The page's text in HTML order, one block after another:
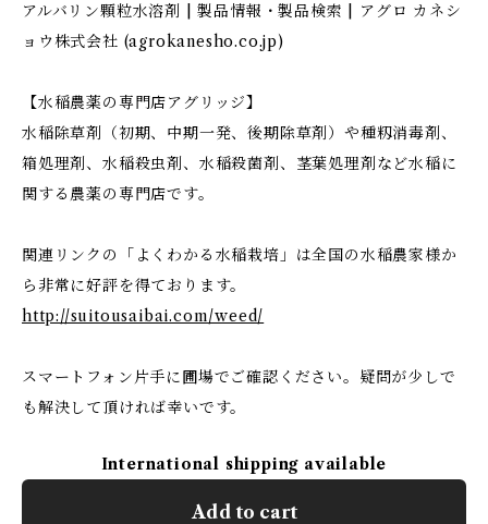
アルバリン顆粒水溶剤 | 製品情報・製品検索 | アグロ カネシ
ョウ株式会社 (agrokanesho.co.jp)
【水稲農薬の専門店アグリッジ】
水稲除草剤（初期、中期一発、後期除草剤）や種籾消毒剤、
箱処理剤、水稲殺虫剤、水稲殺菌剤、茎葉処理剤など水稲に
関する農薬の専門店です。
関連リンクの「よくわかる水稲栽培」は全国の水稲農家様か
ら非常に好評を得ております。
http://suitousaibai.com/weed/
スマートフォン片手に圃場でご確認ください。疑問が少しで
も解決して頂ければ幸いです。
International shipping available
Add to cart